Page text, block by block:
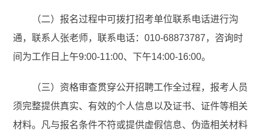
（二）报名过程中可拨打招考单位联系电话进行沟
通，联系人张老师，联系电话：010-68873787，咨询时
间为工作日上午9:00-11:00、下午14:00-16:00。
（三）资格审查贯穿公开招聘工作全过程，报考人员
须完整提供真实、有效的个人信息以及证书、证件等相关
材料。凡与报名条件不符或提供虚假信息、伪造相关材料